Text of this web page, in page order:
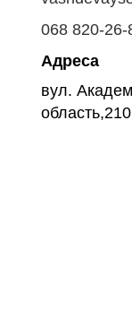
068 820-26-
Адреса
вул.